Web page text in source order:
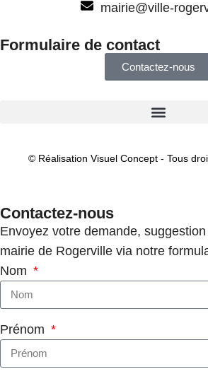
mairie@ville-
Formulaire de contact
Contactez-nous
© Réalisation Visuel Concept - Tous
Contactez-nous
Envoyez votre demande,
mairie de Rogerville via notre
Nom
Prénom